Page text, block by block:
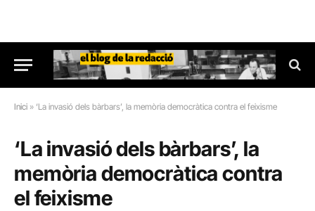
Inici » ‘La invasió dels bàrbars’, la memòria democràtica contra el feixisme
‘La invasió dels bàrbars’, la
memòria democràtica contra
el feixisme